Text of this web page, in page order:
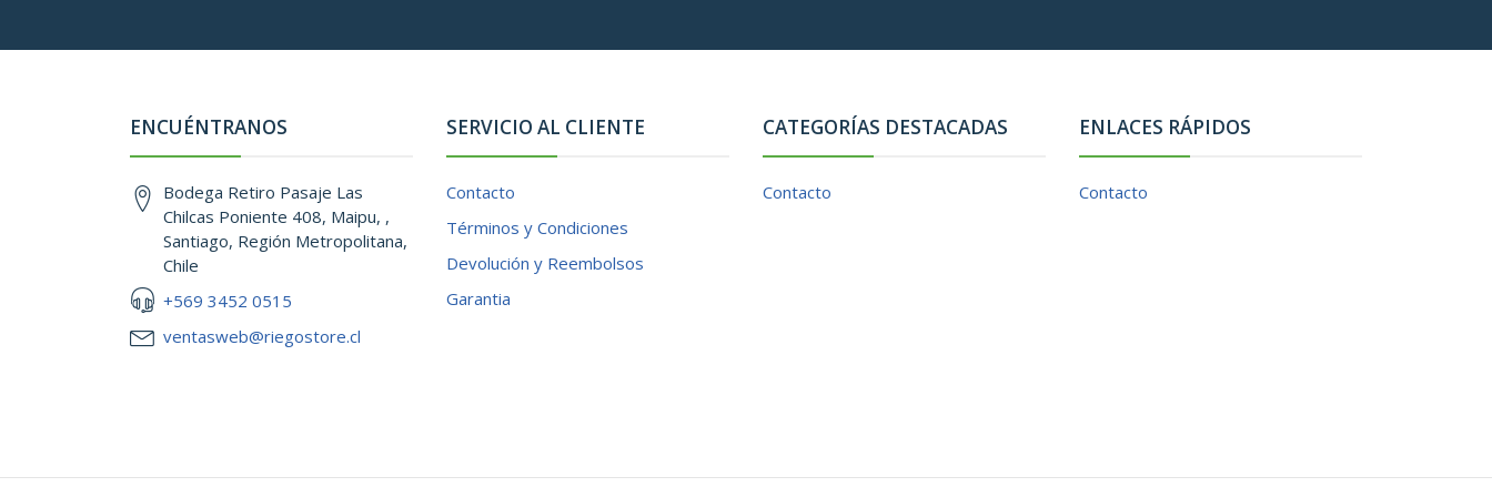
ENCUÉNTRANOS
Bodega Retiro Pasaje Las
Chilcas Poniente 408, Maipu, ,
Santiago, Región Metropolitana,
Chile
+569 3452 0515
ventasweb@riegostore.cl
SERVICIO AL CLIENTE
Contacto
Términos y Condiciones
Devolución y Reembolsos
Garantia
CATEGORÍAS DESTACADAS
Contacto
ENLACES RÁPIDOS
Contacto